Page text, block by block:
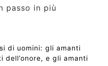
passo in più
di uomini: gli amanti
dell’onore, e gli amanti